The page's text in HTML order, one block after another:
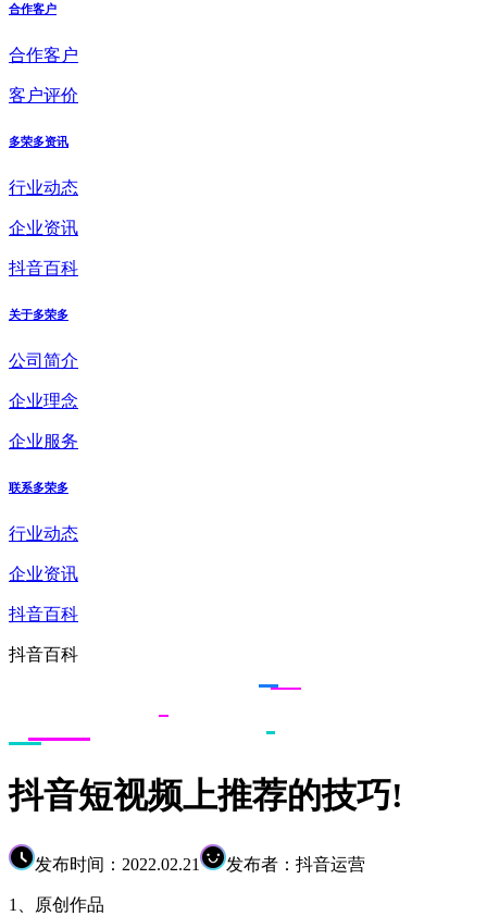
合作客户
合作客户
客户评价
多荣多资讯
行业动态
企业资讯
抖音百科
关于多荣多
公司简介
企业理念
企业服务
联系多荣多
行业动态
企业资讯
抖音百科
抖音百科
抖音短视频上推荐的技巧!
发布时间：2022.02.21 发布者：抖音运营
1、原创作品